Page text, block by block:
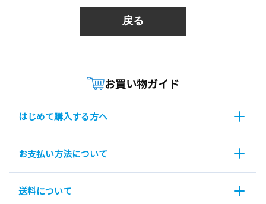
戻る
お買い物ガイド
はじめて購入する方へ
お支払い方法について
送料について